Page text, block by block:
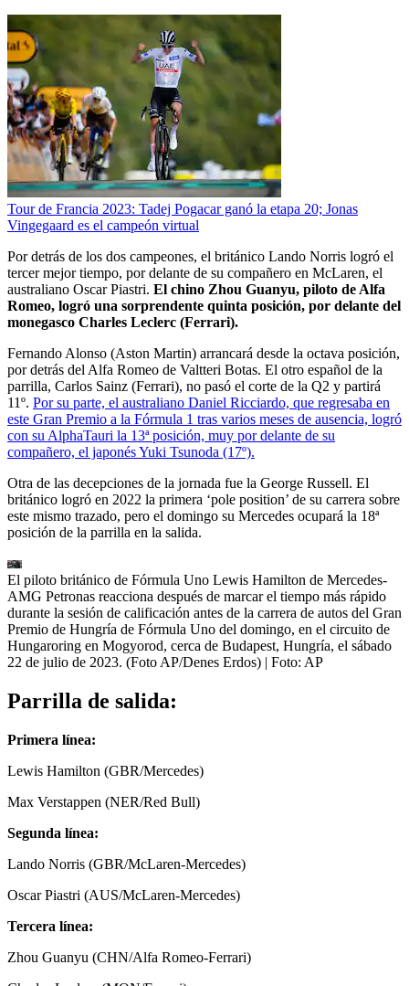
Tour de Francia 2023: Tadej Pogacar ganó la etapa 20; Jonas
Vingegaard es el campeón virtual
Por detrás de los dos campeones, el británico Lando Norris logró el
tercer mejor tiempo, por delante de su compañero en McLaren, el
australiano Oscar Piastri. El chino Zhou Guanyu, piloto de Alfa
Romeo, logró una sorprendente quinta posición, por delante del
monegasco Charles Leclerc (Ferrari).
Fernando Alonso (Aston Martin) arrancará desde la octava posición,
por detrás del Alfa Romeo de Valtteri Botas. El otro español de la
parrilla, Carlos Sainz (Ferrari), no pasó el corte de la Q2 y partirá
11º. Por su parte, el australiano Daniel Ricciardo, que regresaba en
este Gran Premio a la Fórmula 1 tras varios meses de ausencia, logró
con su AlphaTauri la 13ª posición, muy por delante de su
compañero, el japonés Yuki Tsunoda (17º).
Otra de las decepciones de la jornada fue la George Russell. El
británico logró en 2022 la primera ‘pole position’ de su carrera sobre
este mismo trazado, pero el domingo su Mercedes ocupará la 18ª
posición de la parrilla en la salida.
El piloto británico de Fórmula Uno Lewis Hamilton de Mercedes-
AMG Petronas reacciona después de marcar el tiempo más rápido
durante la sesión de calificación antes de la carrera de autos del Gran
Premio de Hungría de Fórmula Uno del domingo, en el circuito de
Hungaroring en Mogyorod, cerca de Budapest, Hungría, el sábado
22 de julio de 2023. (Foto AP/Denes Erdos) | Foto: AP
Parrilla de salida:
Primera línea:
Lewis Hamilton (GBR/Mercedes)
Max Verstappen (NER/Red Bull)
Segunda línea:
Lando Norris (GBR/McLaren-Mercedes)
Oscar Piastri (AUS/McLaren-Mercedes)
Tercera línea:
Zhou Guanyu (CHN/Alfa Romeo-Ferrari)